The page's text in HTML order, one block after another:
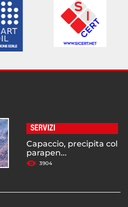
SERVIZI
Capaccio, precipita col
parapen...
3904